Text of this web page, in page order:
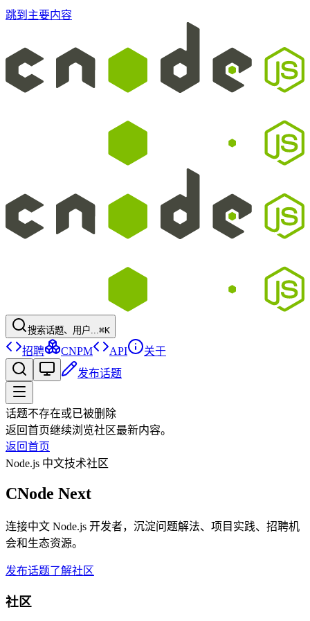
跳到主要内容
搜索话题、用户...⌘K
招聘 CNPM API
关于
发布话题
话题不存在或已被删除
返回首页继续浏览社区最新内容。
返回首页
Node.js 中文技术社区
CNode Next
连接中文 Node.js 开发者，沉淀问题解法、项目实践、招聘机
会和生态资源。
发布话题了解社区
社区